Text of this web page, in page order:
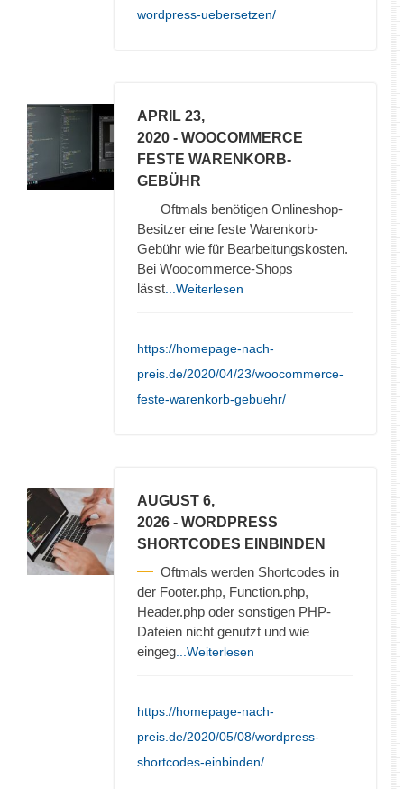
wordpress-uebersetzen/
APRIL 23,
2020 - WOOCOMMERCE
FESTE WARENKORB-
GEBÜHR
Oftmals benötigen Onlineshop-
Besitzer eine feste Warenkorb-
Gebühr wie für Bearbeitungskosten.
Bei Woocommerce-Shops
lässt ...Weiterlesen
https://homepage-nach-
preis.de/2020/04/23/woocommerce-
feste-warenkorb-gebuehr/
AUGUST 6,
2026 - WORDPRESS
SHORTCODES EINBINDEN
Oftmals werden Shortcodes in
der Footer.php, Function.php,
Header.php oder sonstigen PHP-
Dateien nicht genutzt und wie
eingeg ...Weiterlesen
https://homepage-nach-
preis.de/2020/05/08/wordpress-
shortcodes-einbinden/